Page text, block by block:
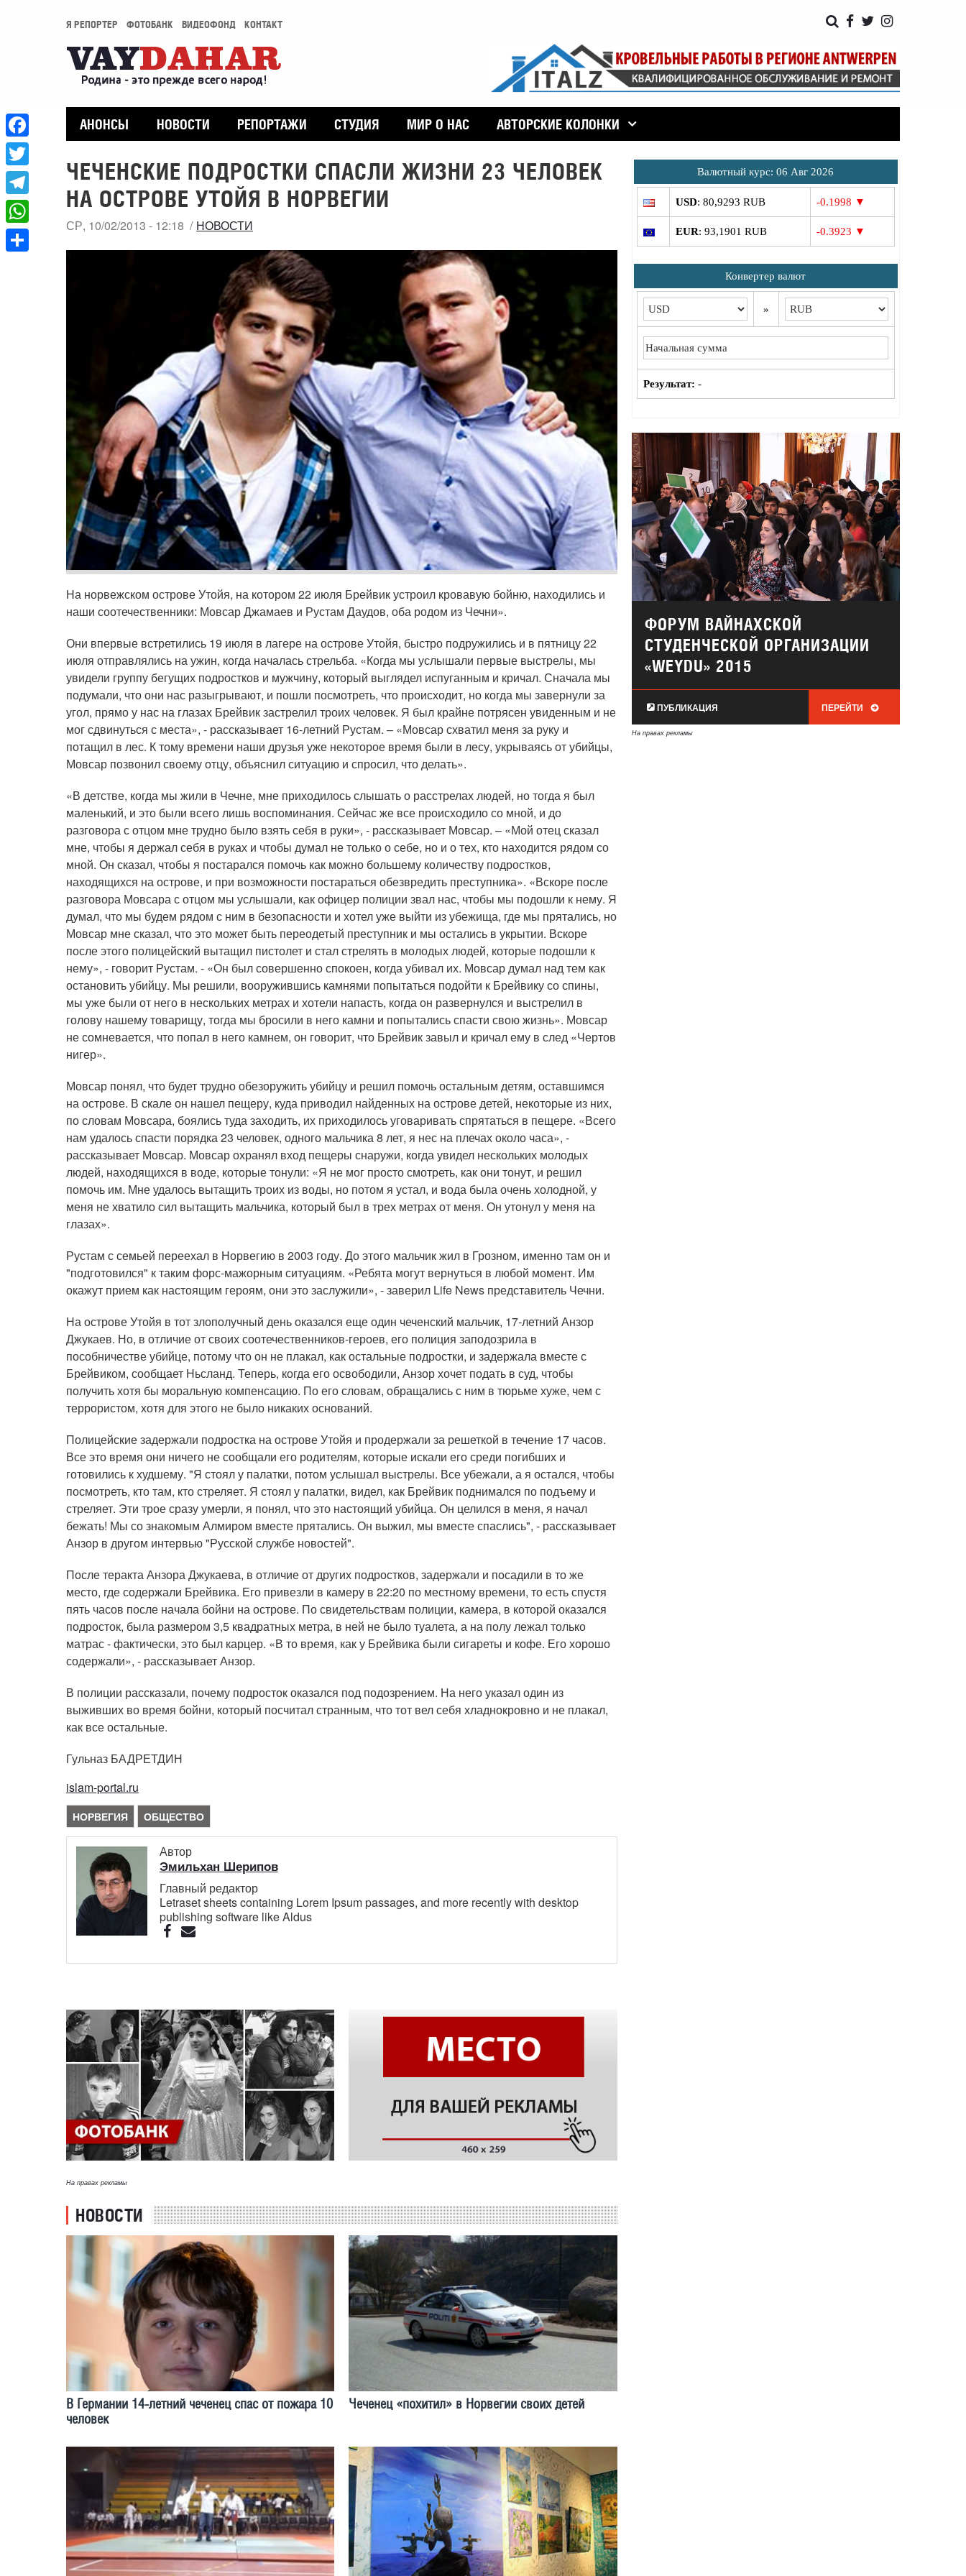
Я РЕПОРТЕР ФОТОБАНК ВИДЕОФОНД КОНТАКТ
АНОНСЫ НОВОСТИ РЕПОРТАЖИ СТУДИЯ МИР О НАС АВТОРСКИЕ КОЛОНКИ
ЧЕЧЕНСКИЕ ПОДРОСТКИ СПАСЛИ ЖИЗНИ 23 ЧЕЛОВЕК
НА ОСТРОВЕ УТОЙЯ В НОРВЕГИИ
СР, 10/02/2013 - 12:18 НОВОСТИ
На норвежском острове Утойя, на котором 22 июля Брейвик устроил кровавую бойню, находились и
наши соотечественники: Мовсар Джамаев и Рустам Даудов, оба родом из Чечни».
Они впервые встретились 19 июля в лагере на острове Утойя, быстро подружились и в пятницу 22
июля отправлялись на ужин, когда началась стрельба. «Когда мы услышали первые выстрелы, мы
увидели группу бегущих подростков и мужчину, который выглядел испуганным и кричал. Сначала мы
подумали, что они нас разыгрывают, и пошли посмотреть, что происходит, но когда мы завернули за
угол, прямо у нас на глазах Брейвик застрелил троих человек. Я был крайне потрясен увиденным и не
мог сдвинуться с места», - рассказывает 16-летний Рустам. – «Мовсар схватил меня за руку и
потащил в лес. К тому времени наши друзья уже некоторое время были в лесу, укрываясь от убийцы,
Мовсар позвонил своему отцу, объяснил ситуацию и спросил, что делать».
«В детстве, когда мы жили в Чечне, мне приходилось слышать о расстрелах людей, но тогда я был
маленький, и это были всего лишь воспоминания. Сейчас же все происходило со мной, и до
разговора с отцом мне трудно было взять себя в руки», - рассказывает Мовсар. – «Мой отец сказал
мне, чтобы я держал себя в руках и чтобы думал не только о себе, но и о тех, кто находится рядом со
мной. Он сказал, чтобы я постарался помочь как можно большему количеству подростков,
находящихся на острове, и при возможности постараться обезвредить преступника». «Вскоре после
разговора Мовсара с отцом мы услышали, как офицер полиции звал нас, чтобы мы подошли к нему. Я
думал, что мы будем рядом с ним в безопасности и хотел уже выйти из убежища, где мы прятались, но
Мовсар мне сказал, что это может быть переодетый преступник и мы остались в укрытии. Вскоре
после этого полицейский вытащил пистолет и стал стрелять в молодых людей, которые подошли к
нему», - говорит Рустам. - «Он был совершенно спокоен, когда убивал их. Мовсар думал над тем как
остановить убийцу. Мы решили, вооружившись камнями попытаться подойти к Брейвику со спины,
мы уже были от него в нескольких метрах и хотели напасть, когда он развернулся и выстрелил в
голову нашему товарищу, тогда мы бросили в него камни и попытались спасти свою жизнь». Мовсар
не сомневается, что попал в него камнем, он говорит, что Брейвик завыл и кричал ему в след «Чертов
нигер».
Мовсар понял, что будет трудно обезоружить убийцу и решил помочь остальным детям, оставшимся
на острове. В скале он нашел пещеру, куда приводил найденных на острове детей, некоторые из них,
по словам Мовсара, боялись туда заходить, их приходилось уговаривать спрятаться в пещере. «Всего
нам удалось спасти порядка 23 человек, одного мальчика 8 лет, я нес на плечах около часа», -
рассказывает Мовсар. Мовсар охранял вход пещеры снаружи, когда увидел нескольких молодых
людей, находящихся в воде, которые тонули: «Я не мог просто смотреть, как они тонут, и решил
помочь им. Мне удалось вытащить троих из воды, но потом я устал, и вода была очень холодной, у
меня не хватило сил вытащить мальчика, который был в трех метрах от меня. Он утонул у меня на
глазах».
Рустам с семьей переехал в Норвегию в 2003 году. До этого мальчик жил в Грозном, именно там он и
"подготовился" к таким форс-мажорным ситуациям. «Ребята могут вернуться в любой момент. Им
окажут прием как настоящим героям, они это заслужили», - заверил Life News представитель Чечни.
На острове Утойя в тот злополучный день оказался еще один чеченский мальчик, 17-летний Анзор
Джукаев. Но, в отличие от своих соотечественников-героев, его полиция заподозрила в
пособничестве убийце, потому что он не плакал, как остальные подростки, и задержала вместе с
Брейвиком, сообщает Ньсланд. Теперь, когда его освободили, Анзор хочет подать в суд, чтобы
получить хотя бы моральную компенсацию. По его словам, обращались с ним в тюрьме хуже, чем с
террористом, хотя для этого не было никаких оснований.
Полицейские задержали подростка на острове Утойя и продержали за решеткой в течение 17 часов.
Все это время они ничего не сообщали его родителям, которые искали его среди погибших и
готовились к худшему. "Я стоял у палатки, потом услышал выстрелы. Все убежали, а я остался, чтобы
посмотреть, кто там, кто стреляет. Я стоял у палатки, видел, как Брейвик поднимался по подъему и
стреляет. Эти трое сразу умерли, я понял, что это настоящий убийца. Он целился в меня, я начал
бежать! Мы со знакомым Алмиром вместе прятались. Он выжил, мы вместе спаслись", - рассказывает
Анзор в другом интервью "Русской службе новостей".
После теракта Анзора Джукаева, в отличие от других подростков, задержали и посадили в то же
место, где содержали Брейвика. Его привезли в камеру в 22:20 по местному времени, то есть спустя
пять часов после начала бойни на острове. По свидетельствам полиции, камера, в которой оказался
подросток, была размером 3,5 квадратных метра, в ней не было туалета, а на полу лежал только
матрас - фактически, это был карцер. «В то время, как у Брейвика были сигареты и кофе. Его хорошо
содержали», - рассказывает Анзор.
В полиции рассказали, почему подросток оказался под подозрением. На него указал один из
выживших во время бойни, который посчитал странным, что тот вел себя хладнокровно и не плакал,
как все остальные.
Гульназ БАДРЕТДИН
islam-portal.ru
НОРВЕГИЯ ОБЩЕСТВО
Автор
Эмильхан Шерипов
Главный редактор
Letraset sheets containing Lorem Ipsum passages, and more recently with desktop
publishing software like Aldus
На правах рекламы
НОВОСТИ
В Германии 14-летний чеченец спас от пожара 10
человек
Чеченец «похитил» в Норвегии своих детей
Facebook
Twitter
Telegram
WhatsApp
Bалютный курс: 06 Авг 2026
USD: 80,9293 RUB -0.1998 ▼
EUR: 93,1901 RUB -0.3923 ▼
Конвертер валют
»
Результат: -
ФОРУМ ВАЙНАХСКОЙ
СТУДЕНЧЕСКОЙ ОРГАНИЗАЦИИ
«WEYDU» 2015
ПУБЛИКАЦИЯ ПЕРЕЙТИ
На правах рекламы